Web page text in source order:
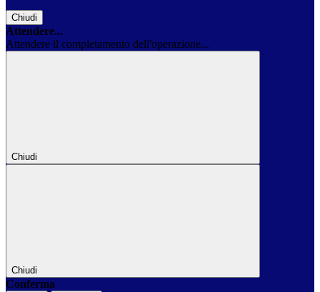
Chiudi
Attendere...
Attendere il completamento dell'operazione...
Chiudi
Chiudi
Conferma